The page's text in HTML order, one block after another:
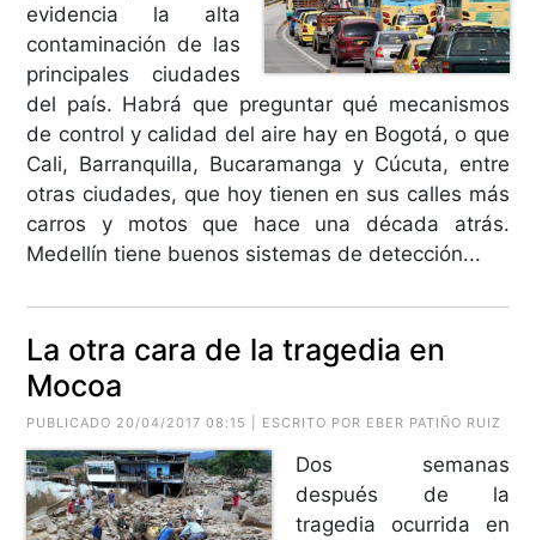
evidencia la alta
contaminación de las
principales ciudades
del país. Habrá que preguntar qué mecanismos
de control y calidad del aire hay en Bogotá, o que
Cali, Barranquilla, Bucaramanga y Cúcuta, entre
otras ciudades, que hoy tienen en sus calles más
carros y motos que hace una década atrás.
Medellín tiene buenos sistemas de detección...
La otra cara de la tragedia en
Mocoa
PUBLICADO 20/04/2017 08:15 | ESCRITO POR EBER PATIÑO RUIZ
Dos semanas
después de la
tragedia ocurrida en